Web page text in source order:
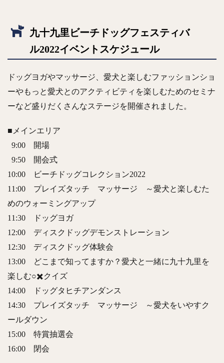
九十九里ビーチドッグフェスティバ
ル2022イベントスケジュール
ドッグヨガやマッサージ、愛犬と楽しむファッションショ
ーやもっと愛犬とのアクティビティを楽しむためのセミナ
ーなど盛りだくさんなステージを開催されました。
■メインエリア
9:00 開場
9:50 開会式
10:00 ビーチドッグコレクション2022
11:00 プレイズタッチ マッサージ ～愛犬と楽しむた
めのウォーミングアップ
11:30 ドッグヨガ
12:00 ディスクドッグデモンストレーション
12:30 ディスクドッグ体験会
13:00 どこまで知ってますか？愛犬と一緒に九十九里を
楽しむ○✖️クイズ
14:00 ドッグタヒチアンダンス
14:30 プレイズタッチ マッサージ ～愛犬をいやすク
ールダウン
15:00 特賞抽選会
16:00 閉会